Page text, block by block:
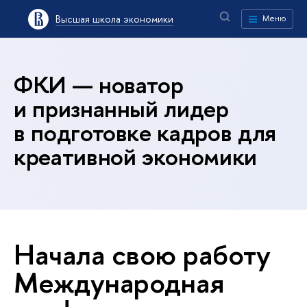
Высшая школа экономики Меню
ФКИ — новатор
и признанный лидер
в подготовке кадров для
креативной экономики
Начала свою работу
Международная